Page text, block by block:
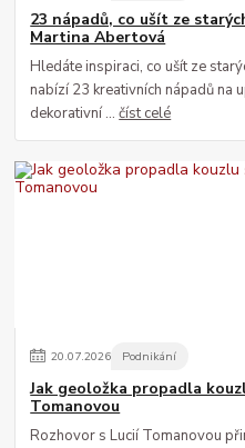
23 nápadů, co ušít ze
Martina Abertová
Hledáte inspiraci, co ušít ze
nabízí 23 kreativních nápadů na
dekorativní ...číst celé
20.07.2026 Podnikání
Jak geoložka propadla
Tomanovou
Rozhovor s Lucií Tomanovou